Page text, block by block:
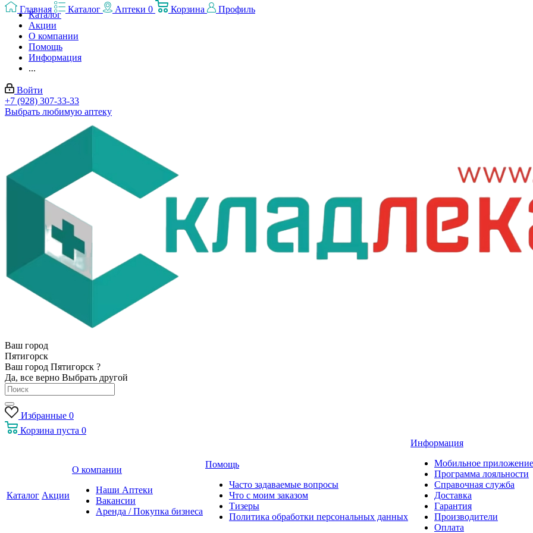
Каталог
Акции
О компании
Помощь
Информация
...
Войти
+7 (928) 307-33-33
Выбрать любимую аптеку
Ваш город
Пятигорск
Ваш город Пятигорск ?
Да, все верно Выбрать другой
Избранные 0
Корзина пуста 0
Каталог Акции
О компании
Наши Аптеки
Вакансии
Аренда / Покупка бизнеса
Помощь
Часто задаваемые вопросы
Что с моим заказом
Тизеры
Политика обработки персональных данных
Информация
Мобильное приложение
Программа лояльности
Справочная служба
Доставка
Гарантия
Производители
Оплата
Главная Каталог Аптеки 0 Корзина Профиль